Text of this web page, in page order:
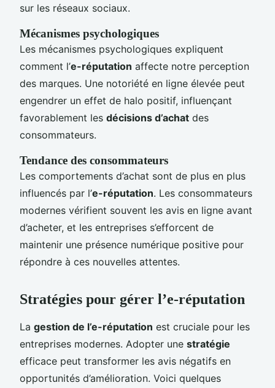
sur les réseaux sociaux.
Mécanismes psychologiques
Les mécanismes psychologiques expliquent
comment l’e-réputation affecte notre perception
des marques. Une notoriété en ligne élevée peut
engendrer un effet de halo positif, influençant
favorablement les décisions d’achat des
consommateurs.
Tendance des consommateurs
Les comportements d’achat sont de plus en plus
influencés par l’e-réputation. Les consommateurs
modernes vérifient souvent les avis en ligne avant
d’acheter, et les entreprises s’efforcent de
maintenir une présence numérique positive pour
répondre à ces nouvelles attentes.
Stratégies pour gérer l’e-réputation
La gestion de l’e-réputation est cruciale pour les
entreprises modernes. Adopter une stratégie
efficace peut transformer les avis négatifs en
opportunités d’amélioration. Voici quelques